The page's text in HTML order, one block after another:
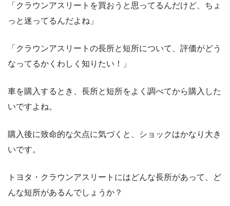
「クラウンアスリートを買おうと思ってるんだけど、ちょ
っと迷ってるんだよね」
「クラウンアスリートの長所と短所について、評価がどう
なってるかくわしく知りたい！」
車を購入するとき、長所と短所をよく調べてから購入した
いですよね。
購入後に致命的な欠点に気づくと、ショックはかなり大き
いです。
トヨタ・クラウンアスリートにはどんな長所があって、ど
んな短所があるんでしょうか？